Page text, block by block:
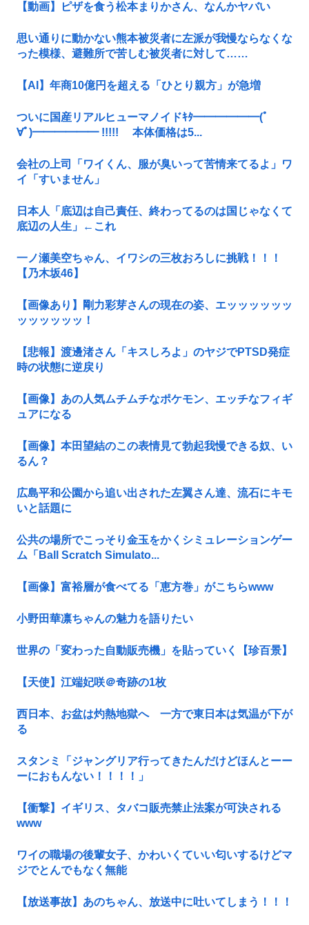
【動画】ピザを食う松本まりかさん、なんかヤバい
思い通りに動かない熊本被災者に左派が我慢ならなくな
った模様、避難所で苦しむ被災者に対して……
【AI】年商10億円を超える「ひとり親方」が急増
ついに国産リアルヒューマノイドｷﾀ━━━━━━(ﾟ
∀ﾟ)━━━━━━ !!!!! 本体価格は5...
会社の上司「ワイくん、服が臭いって苦情来てるよ」ワ
イ「すいません」
日本人「底辺は自己責任、終わってるのは国じゃなくて
底辺の人生」←これ
一ノ瀬美空ちゃん、イワシの三枚おろしに挑戦！！！
【乃木坂46】
【画像あり】剛力彩芽さんの現在の姿、エッッッッッッ
ッッッッッッ！
【悲報】渡邊渚さん「キスしろよ」のヤジでPTSD発症
時の状態に逆戻り
【画像】あの人気ムチムチなポケモン、エッチなフィギ
ュアになる
【画像】本田望結のこの表情見て勃起我慢できる奴、い
るん？
広島平和公園から追い出された左翼さん達、流石にキモ
いと話題に
公共の場所でこっそり金玉をかくシミュレーションゲー
ム「Ball Scratch Simulato...
【画像】富裕層が食べてる「恵方巻」がこちらwww
小野田華凛ちゃんの魅力を語りたい
世界の「変わった自動販売機」を貼っていく【珍百景】
【天使】江端妃咲＠奇跡の1枚
西日本、お盆は灼熱地獄へ 一方で東日本は気温が下が
る
スタンミ「ジャングリア行ってきたんだけどほんとーー
ーにおもんない！！！！」
【衝撃】イギリス、タバコ販売禁止法案が可決される
www
ワイの職場の後輩女子、かわいくていい匂いするけどマ
ジでとんでもなく無能
【放送事故】あのちゃん、放送中に吐いてしまう！！！